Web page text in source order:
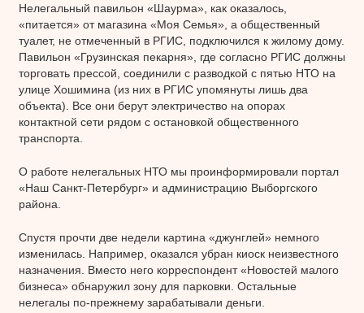
Нелегальный павильон «Шаурма», как оказалось,
«питается» от магазина «Моя Семья», а общественный
туалет, не отмеченный в РГИС, подключился к жилому дому.
Павильон «Грузинская пекарня», где согласно РГИС должны
торговать прессой, соединили с разводкой с пятью НТО на
улице Хошимина (из них в РГИС упомянуты лишь два
объекта). Все они берут электричество на опорах
контактной сети рядом с остановкой общественного
транспорта.
О работе нелегальных НТО мы проинформировали портал
«Наш Санкт-Петербург» и администрацию Выборгского
района.
Спустя прочти две недели картина «джунглей» немного
изменилась. Например, оказался убран киоск неизвестного
назначения. Вместо него корреспондент «Новостей малого
бизнеса» обнаружил зону для парковки. Остальные
нелегалы по-прежнему зарабатывали деньги.